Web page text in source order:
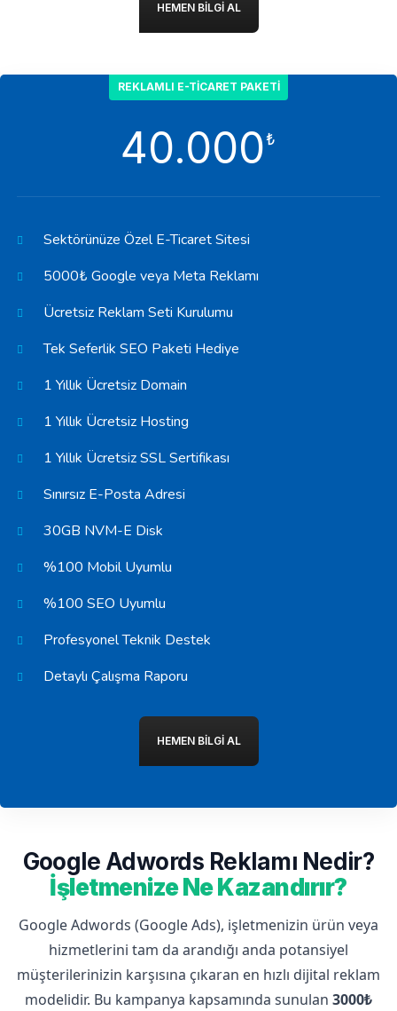
HEMEN BILGI AL
REKLAMLI E-TICARET PAKETI
40.000₺
Sektörünüze Özel E-Ticaret Sitesi
5000₺ Google veya Meta Reklamı
Ücretsiz Reklam Seti Kurulumu
Tek Seferlik SEO Paketi Hediye
1 Yıllık Ücretsiz Domain
1 Yıllık Ücretsiz Hosting
1 Yıllık Ücretsiz SSL Sertifikası
Sınırsız E-Posta Adresi
30GB NVM-E Disk
%100 Mobil Uyumlu
%100 SEO Uyumlu
Profesyonel Teknik Destek
Detaylı Çalışma Raporu
HEMEN BILGI AL
Google Adwords Reklamı Nedir?
İşletmenize Ne Kazandırır?
Google Adwords (Google Ads), işletmenizin ürün veya
hizmetlerini tam da arandığı anda potansiyel
müşterilerinizin karşısına çıkaran en hızlı dijital reklam
modelidir. Bu kampanya kapsamında sunulan 3000₺